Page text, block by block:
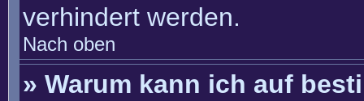
verhindert werden.
Nach oben
» Warum kann ich auf